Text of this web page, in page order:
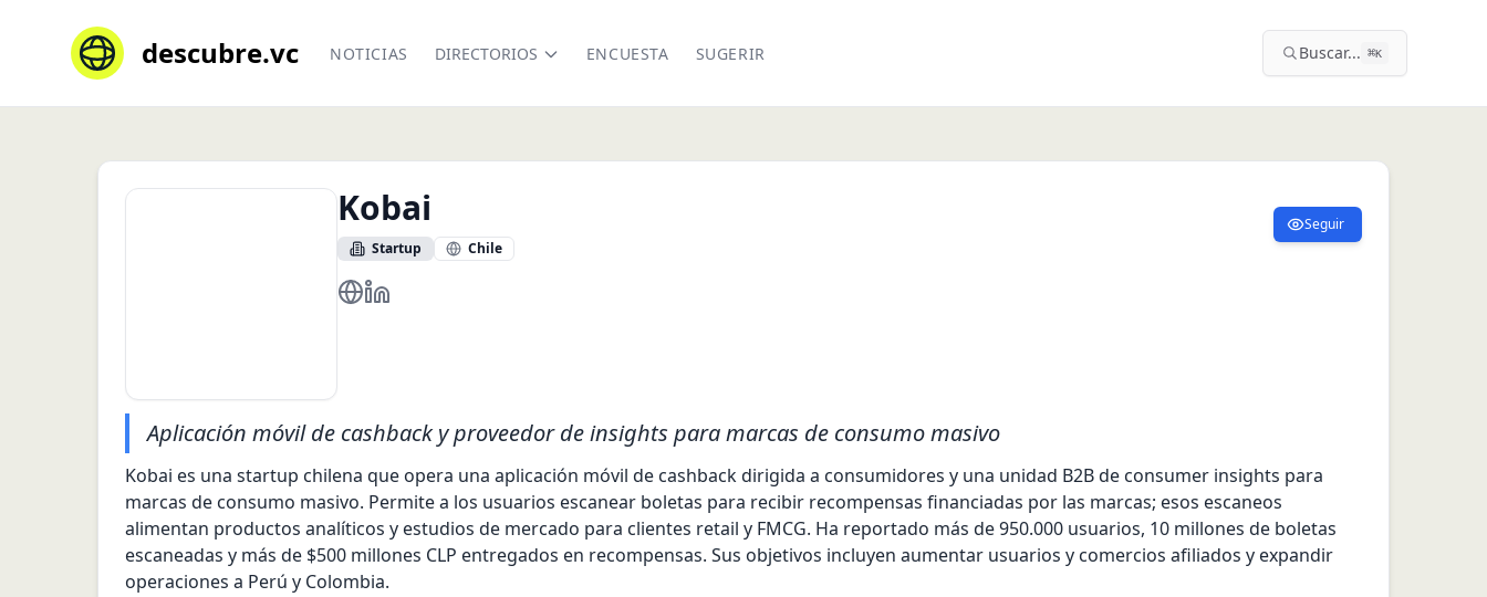
descubre.vc NOTICIAS DIRECTORIOS ENCUESTA SUGERIR Buscar... ⌘K
Kobai
Startup Chile
Seguir
https://kobai.cl
https://www.linkedin.com/company/kobai-cl
Aplicación móvil de cashback y proveedor de insights para marcas de consumo masivo
Kobai es una startup chilena que opera una aplicación móvil de cashback dirigida a consumidores y una unidad B2B de consumer insights para
marcas de consumo masivo. Permite a los usuarios escanear boletas para recibir recompensas financiadas por las marcas; esos escaneos
alimentan productos analíticos y estudios de mercado para clientes retail y FMCG. Ha reportado más de 950.000 usuarios, 10 millones de boletas
escaneadas y más de $500 millones CLP entregados en recompensas. Sus objetivos incluyen aumentar usuarios y comercios afiliados y expandir
operaciones a Perú y Colombia.